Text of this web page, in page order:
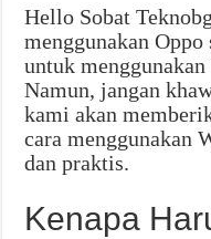
Hello Sobat
menggunakan
untuk
Namun, jangan
kami akan
cara menggunakan
dan praktis.
Kenapa